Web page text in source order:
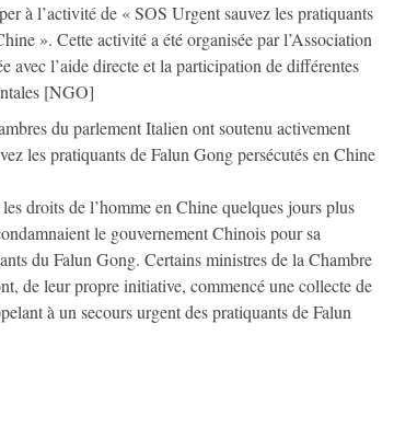
à l’activité de « SOS Urgent sauvez les pratiquants
». Cette activité a été organisée par l’Association
avec l’aide directe et la participation de différentes
[NGO]
du parlement Italien ont soutenu activement
les pratiquants de Falun Gong persécutés en Chine
droits de l’homme en Chine quelques jours plus
le gouvernement Chinois pour sa
du Falun Gong. Certains ministres de la Chambre
de leur propre initiative, commencé une collecte de
à un secours urgent des pratiquants de Falun